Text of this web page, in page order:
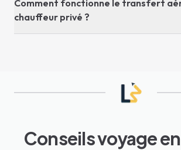
Comment fonctionne le transfert
chauffeur privé ?
Conseils voyage